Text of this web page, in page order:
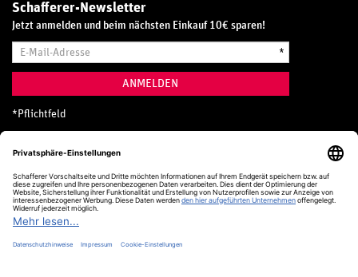
Schafferer-Newsletter
Jetzt anmelden und beim nächsten Einkauf 10€ sparen!
Mail-
*
ANMELDEN
* Pflichtfeld
Hotline
0800 20 70 300 (D)
Kostenlos aus dem deutschen Festnetz
24 Stunden / 365 Tage im Jahr